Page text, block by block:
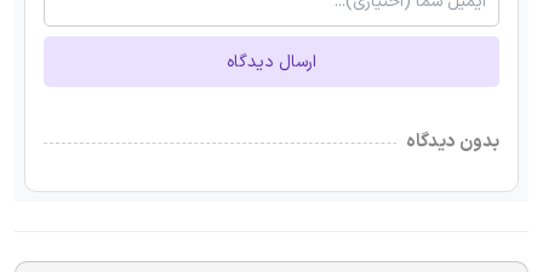
ارسال دیدگاه
بدون دیدگاه